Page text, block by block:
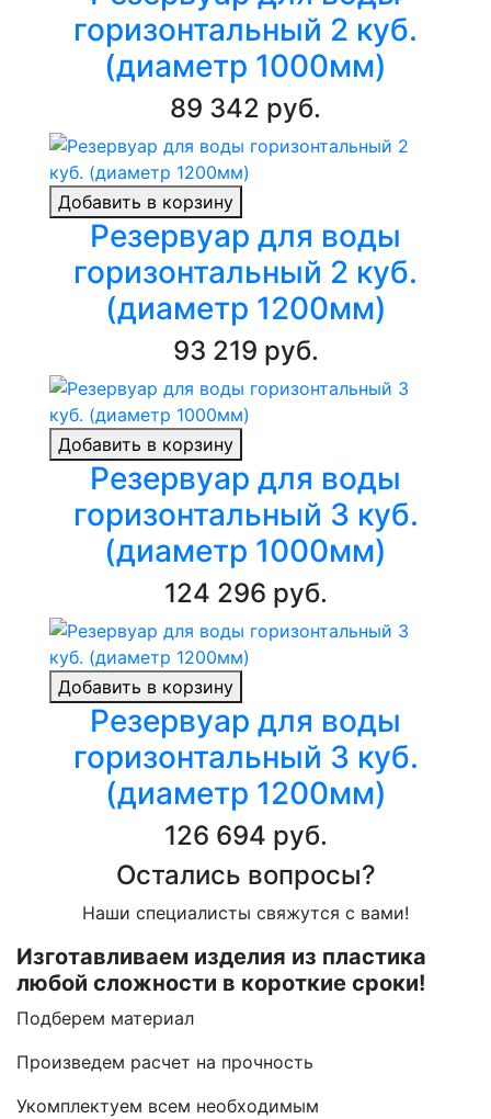
горизонтальный 2 куб.
(диаметр 1000мм)
89 342 руб.
Добавить в корзину
Резервуар для воды
горизонтальный 2 куб.
(диаметр 1200мм)
93 219 руб.
Добавить в корзину
Резервуар для воды
горизонтальный 3 куб.
(диаметр 1000мм)
124 296 руб.
Добавить в корзину
Резервуар для воды
горизонтальный 3 куб.
(диаметр 1200мм)
126 694 руб.
Остались вопросы?
Наши специалисты свяжутся с вами!
Изготавливаем изделия из пластика
любой сложности в короткие сроки!
Подберем материал
Произведем расчет на прочность
Укомплектуем всем необходимым